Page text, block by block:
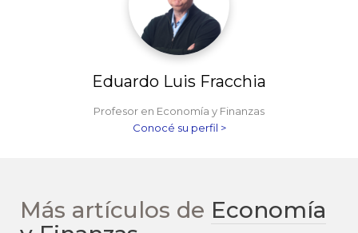
Eduardo Luis Fracchia
Profesor en Economía y Finanzas
Conocé su perfil >
Más artículos de Economía